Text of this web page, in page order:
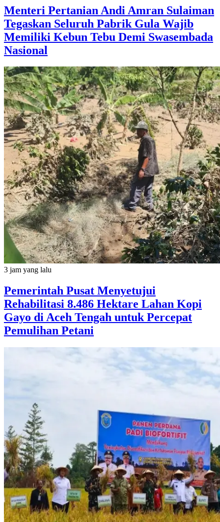
Menteri Pertanian Andi Amran Sulaiman
Tegaskan Seluruh Pabrik Gula Wajib
Memiliki Kebun Tebu Demi Swasembada
Nasional
3 jam yang lalu
Pemerintah Pusat Menyetujui
Rehabilitasi 8.486 Hektare Lahan Kopi
Gayo di Aceh Tengah untuk Percepat
Pemulihan Petani